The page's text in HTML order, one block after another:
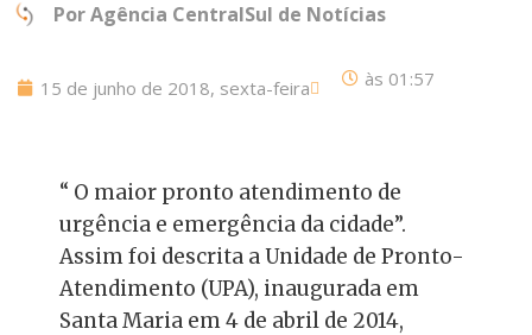
PorAgência CentralSul de Notícias
15 de junho de 2018, sexta-feira às 01:57
“ O maior pronto atendimento de
urgência e emergência da cidade”.
Assim foi descrita a Unidade de Pronto-
Atendimento (UPA), inaugurada em
Santa Maria em 4 de abril de 2014,